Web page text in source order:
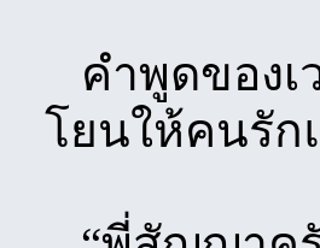
คำพูดของเ
โยนให้คนรัก